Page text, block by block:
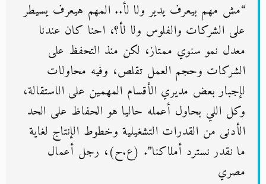
“مش مهم بيعرف يدير ولا لأ.. المهم هيعرف يسيطر
على الشركات والفلوس ولا لأ؟، احنا كان عندنا
معدل نمو سنوي ممتاز، لكن منذ التحفظ على
الشركات وحجم العمل تقلص، وفيه محاولات
لإجبار بعض مديري الأقسام المهمين على الاستقالة،
وكل اللي بحاول أعمله حاليا هو الحفاظ على الحد
الأدنى من القدرات التشغيلية وخطوط الإنتاج لغاية
ما نقدر نسترد أملاكنا”. (ع.ح)، رجل أعمال
مصري